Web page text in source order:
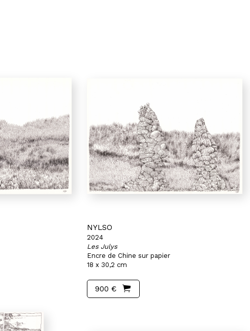
NYLSO
2024
Les Julys
Encre de Chine sur papier
18 x 30,2 cm
900 €